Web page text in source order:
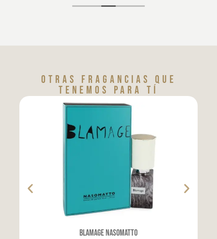
Otras fragancias que
tenemos para tí
Blamage Nasomatto